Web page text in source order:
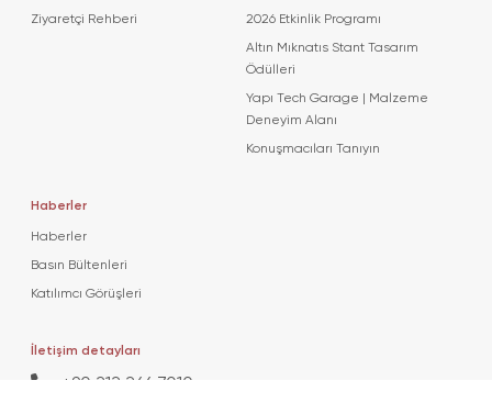
Ziyaretçi Rehberi 2026 Etkinlik Programı
Altın Mıknatıs Stant Tasarım
Ödülleri
Yapı Tech Garage | Malzeme
Deneyim Alanı
Konuşmacıları Tanıyın
Haberler
Haberler
Basın Bültenleri
Katılımcı Görüşleri
İletişim detayları
+90 212 266 7010